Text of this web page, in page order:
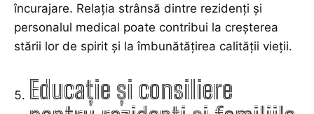
încurajare. Relația strânsă dintre rezidenți și
personalul medical poate contribui la creșterea
stării lor de spirit și la îmbunătățirea calității vieții.
Educație și consiliere